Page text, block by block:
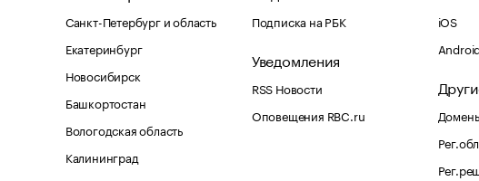
Санкт-Петербург и область
Екатеринбург
Новосибирск
Башкортостан
Вологодская область
Калининград
Подписка на РБК
Уведомления
RSS Новости
Оповещения RBC.ru
iOS